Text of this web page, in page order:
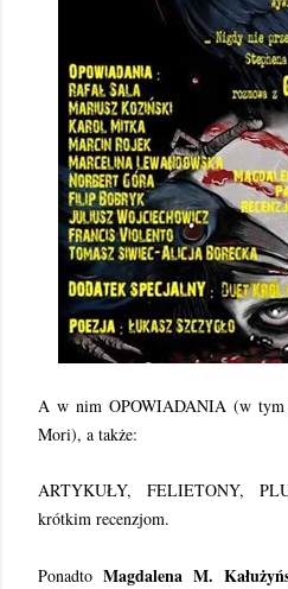
A w nim OPOWIADANIA (w tym
Mori), a także:
ARTYKUŁY, FELIETONY,
krótkim recenzjom.
Ponadto Magdalena M.